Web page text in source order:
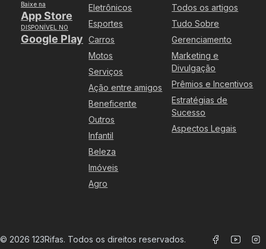
Baixe na
App Store
DISPONÍVEL NO
Google Play
Eletrônicos
Esportes
Carros
Motos
Serviços
Ação entre amigos
Beneficente
Outros
Infantil
Beleza
Imóveis
Agro
Todos os artigos
Tudo Sobre
Gerenciamento
Marketing e
Divulgação
Prêmios e Incentivos
Estratégias de
Sucesso
Aspectos Legais
© 2026 123Rifas. Todos os direitos reservados.